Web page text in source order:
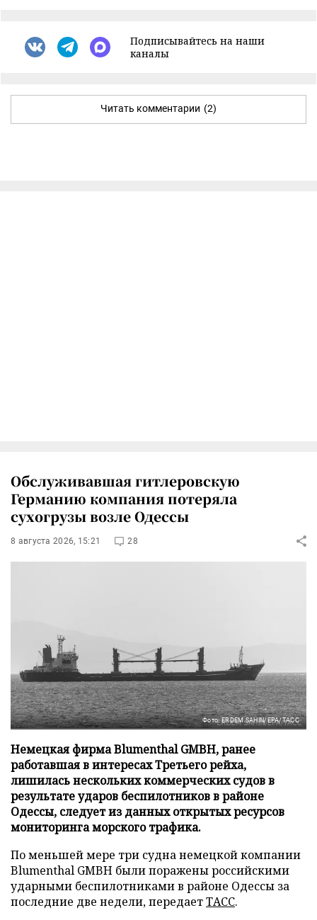
Подписывайтесь на наши
каналы
Читать комментарии (2)
Обслуживавшая гитлеровскую
Германию компания потеряла
сухогрузы возле Одессы
8 августа 2026, 15:21 28
Фото: ERDEM SAHIN/EPA/ТАСС
Немецкая фирма Blumenthal GMBH, ранее
работавшая в интересах Третьего рейха,
лишилась нескольких коммерческих судов в
результате ударов беспилотников в районе
Одессы, следует из данных открытых ресурсов
мониторинга морского трафика.
По меньшей мере три судна немецкой компании
Blumenthal GMBH были поражены российскими
ударными беспилотниками в районе Одессы за
последние две недели, передаетТАСС.